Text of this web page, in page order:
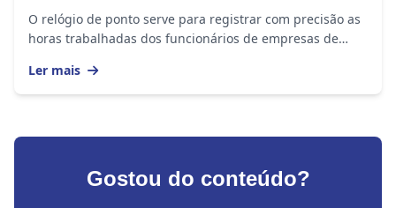
O relógio de ponto serve para registrar com precisão as
horas trabalhadas dos funcionários de empresas de
Ler mais
Gostou do conteúdo?